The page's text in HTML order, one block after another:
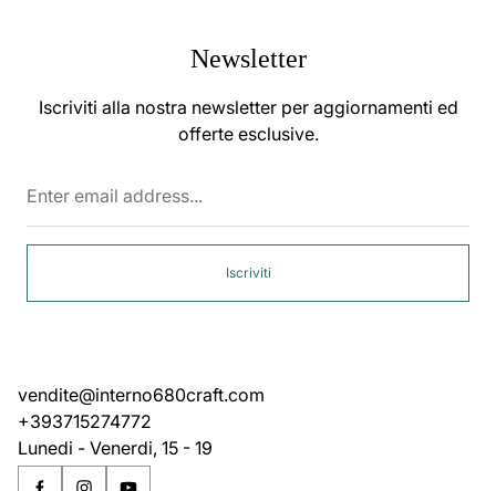
Newsletter
Iscriviti alla nostra newsletter per aggiornamenti ed
offerte esclusive.
Iscriviti
vendite@interno680craft.com
+393715274772
Lunedi - Venerdi, 15 - 19